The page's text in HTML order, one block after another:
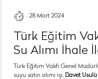
28 Mart 2024
Türk Eğitim
Su Alımı İhale
Türk Eğitim Vakfı Genel
suyu satın alımı işi, Davet Usulü